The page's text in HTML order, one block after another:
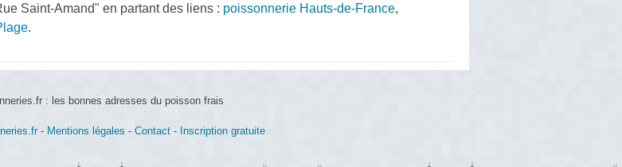
Saint-Amand" en partant des liens : poissonnerie Hauts-de-France,
.
: les bonnes adresses du poisson frais
- Mentions légales - Contact- Inscription gratuite